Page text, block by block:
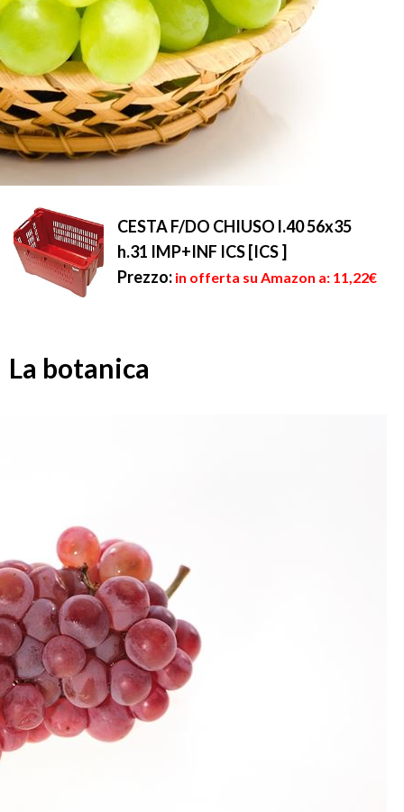
CESTA F/DO CHIUSO l.40 56x35
h.31 IMP+INF ICS [ICS ]
Prezzo: in offerta su Amazon a: 11,22€
La botanica